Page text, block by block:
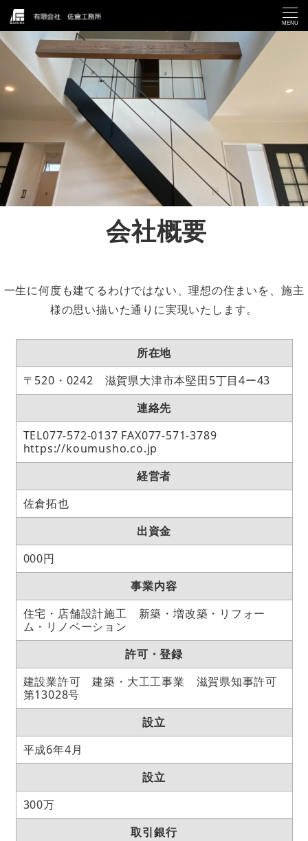
MENU
会社概要
一生に何度も建てるわけではない、理想の住まいを、施主
様の思い描いた通りに実現いたします。
所在地
〒520・0242 滋賀県大津市本堅田5丁目4ー43
連絡先
TEL077-572-0137 FAX077-571-3789
https://koumusho.co.jp
経営者
佐倉拓也
出資金
000円
事業内容
住宅・店舗設計施工 新築・増改築・リフォー
ム・リノベーション
許可・登録
建設業許可 建築・大工工事業 滋賀県知事許可
第13028号
設立
平成6年4月
設立
300万
取引銀行